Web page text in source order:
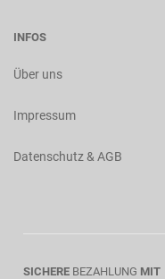
INFOS
Über uns
Impressum
Datenschutz & AGB
SICHERE BEZAHLUNG MIT